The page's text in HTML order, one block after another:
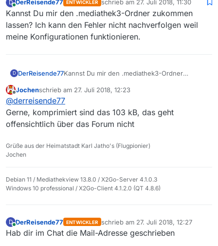
. ========== ========== ========== ==========
. DURATION 0:  Konfig lesen  [188,00 ms]
.    Klasse:  MediathekAuto.starten
.    Konfig lesen Anzahl: 1   Dauer: 187,00 ms
D
Online
DerReisende77 ENTWICKLER schrieb am 27. Juli 2018, 11:30
zuletzt editiert von
Kannst Du mir den .mediathek3-Ordner zukommen
lassen? Ich kann den Fehler nicht nachverfolgen weil
meine Konfigurationen funktionieren.
D DerReisende77Kannst Du mir den .mediathek3-Ordner
nachverfolgen weil meine Konfigurationen
funktionieren.
Offline
Jochenschrieb am 27. Juli 2018, 12:23
zuletzt editiert von
@derreisende77
Gerne, komprimiert sind das 103 kB, das geht
offensichtlich über das Forum nicht
Grüße aus der Heimatstadt Karl Jatho's (Flugpionier)
Jochen
Debian 11 / Mediathekview 13.8.0 / X2Go-Server 4.1.0.3
Windows 10 professional / X2Go-Client 4.1.2.0 (QT 4.8.6)
D
Online
DerReisende77 ENTWICKLER schrieb am 27. Juli 2018, 12:27
zuletzt editiert von
Hab dir im Chat die Mail-Adresse geschrieben